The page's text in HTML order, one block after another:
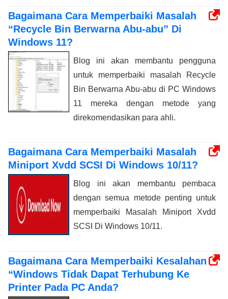
Bagaimana Cara Memperbaiki Masalah
“Recycle Bin Berwarna Abu-abu” Di
Windows 11?
Blog ini akan membantu pengguna
untuk memperbaiki masalah Recycle
Bin Berwarna Abu-abu di PC Windows
11 mereka dengan metode yang
direkomendasikan para ahli.
Bagaimana Cara Memperbaiki Masalah
Miniport Xvdd SCSI Di Windows 10/11?
Blog ini akan membantu pembaca
dengan semua metode penting untuk
memperbaiki Masalah Miniport Xvdd
SCSI Di Windows 10/11.
Bagaimana Cara Memperbaiki Kesalahan
“Windows Tidak Dapat Terhubung Ke
Printer Pada PC Anda?